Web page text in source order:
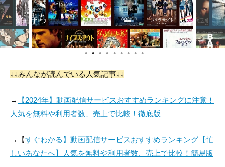
役：Jacob Barth 役：Joel
● ● ● ● ● ● ● ● ●
↓↓みんなが読んでいる人気記事↓↓
→
【2024年】動画配信サービスおすすめランキングに注意！
人気を無料や利用者数、売上で比較！徹底版
→【すぐわかる】動画配信サービスおすすめランキング【忙
しいあなたへ】人気を無料や利用者数、売上で比較！簡易版